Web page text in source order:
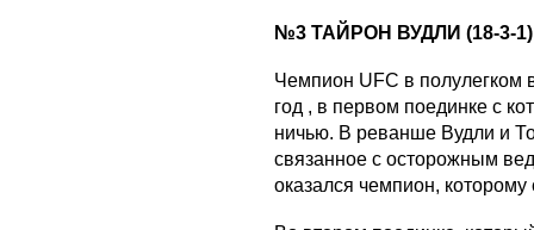
№3 ТАЙРОН ВУДЛИ (18-3-1)
Чемпион UFC в полулегком
год , в первом поединке с
ничью. В реванше Вудли и
связанное с осторожным
оказался чемпион, которому